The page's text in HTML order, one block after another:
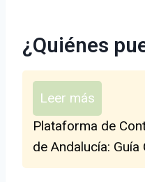
¿Quiénes
Leer más
Plataforma de
de Andalucía: